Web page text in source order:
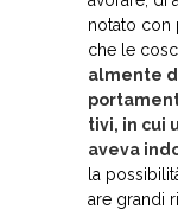
notato con
che le
almente
tivi, in cui
aveva
la
are grandi